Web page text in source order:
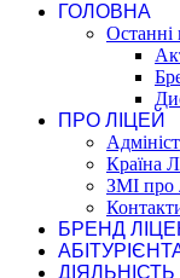
ГОЛОВНА
Останні
ПРО ЛІЦЕЙ
Країна
ЗМІ про
БРЕНД
ДІЯЛЬНІСТЬ